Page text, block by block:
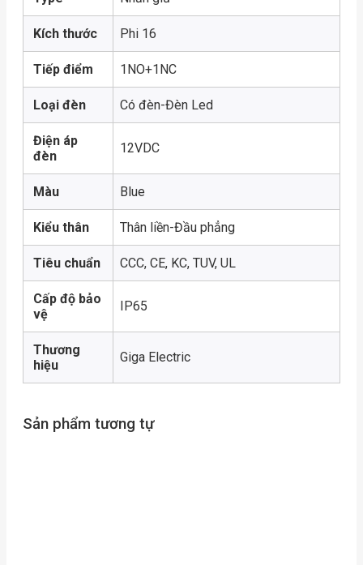
Kích thước Phi 16
Tiếp điểm 1NO+1NC
Loại đèn Có đèn-Đèn Led
Điện áp
đèn
12VDC
Màu Blue
Kiểu thân Thân liền-Đầu phẳng
Tiêu chuẩn CCC, CE, KC, TUV, UL
Cấp độ bảo
vệ
IP65
Thương
hiệu
Giga Electric
Sản phẩm tương tự